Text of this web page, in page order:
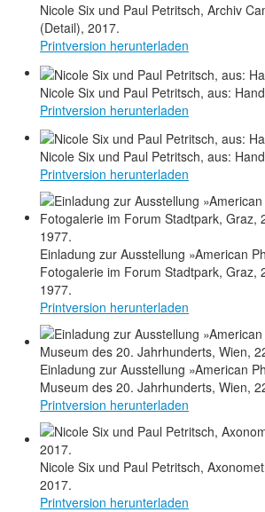
Nicole Six und Paul Petritsch, Archiv
(Detail), 2017.
Printversion herunterladen
Nicole Six und Paul Petritsch, aus:
Printversion herunterladen
Nicole Six und Paul Petritsch, aus:
Printversion herunterladen
Einladung zur Ausstellung »American
Fotogalerie im Forum Stadtpark, Graz,
1977.
Printversion herunterladen
Einladung zur Ausstellung »American
Museum des 20. Jahrhunderts, Wien,
Printversion herunterladen
Nicole Six und Paul Petritsch,
2017.
Printversion herunterladen